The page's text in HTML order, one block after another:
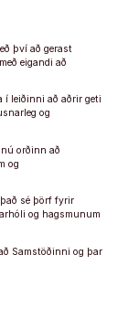
því að gerast
eigandi að
í leiðinni að aðrir geti
og
orðinn að
og
sé þörf fyrir
og hagsmunum
Samstöðinni og þar